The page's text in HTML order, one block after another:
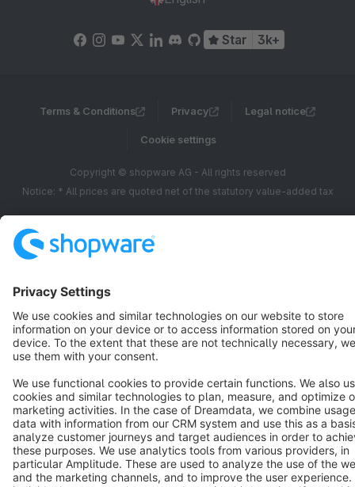
Star 3k+
Terms & Conditions Privacy Legal notice
Cookie settings
Copyright © shopware AG - All rights reserved
Notice: * All prices are quoted net of the statutory value-added tax